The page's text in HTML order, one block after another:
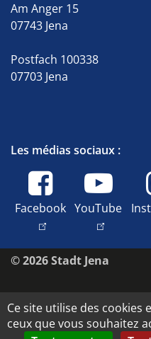
Am Anger 15
07743 Jena
Postfach 100338
07703 Jena
Les médias sociaux :
Facebook YouTube
© 2026 Stadt Jena
Ce site utilise des
ceux que vous souhaitez